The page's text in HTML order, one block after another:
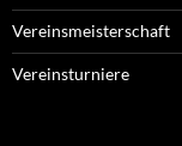
Vereinsmeisterschaft
Vereinsturniere